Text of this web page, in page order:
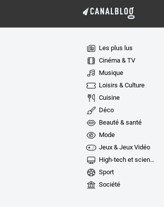
Les plus lus
Cinéma & TV
Musique
Loisirs & Culture
Cuisine
Déco
Beauté & santé
Mode
Jeux & Jeux Vidéo
High-tech et sciences
Sport
Société